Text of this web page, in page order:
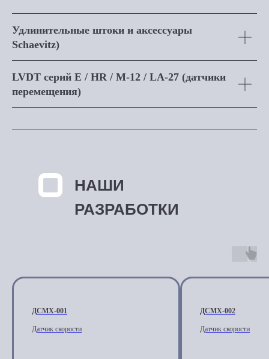
Удлинительные штоки и аксессуары
Schaevitz)
LVDT серий E / HR / M-12 / LA-27 (датчики
перемещения)
НАШИ
РАЗРАБОТКИ
ДСМХ-001
Датчик скорости
ДСМХ-002
Датчик скорости